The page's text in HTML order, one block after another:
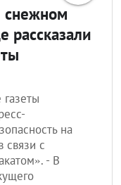
снежном
рассказали
на
связи с
- В